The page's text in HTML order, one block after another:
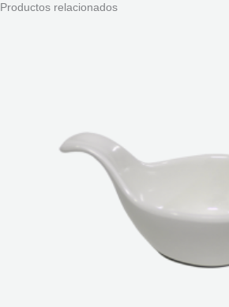
Productos relacionados